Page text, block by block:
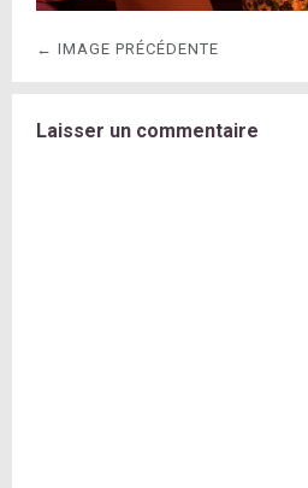
← IMAGE PRÉCÉDENTE
Laisser un commentaire